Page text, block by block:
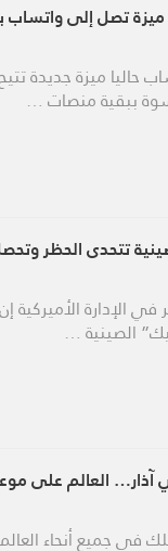
تصل إلى واتساب
حاليا ميزة جديدة
ببقية منصات …
تتحدى الحظر
الإدارة الأميركية
الصينية …
العالم على
في جميع أنحاء